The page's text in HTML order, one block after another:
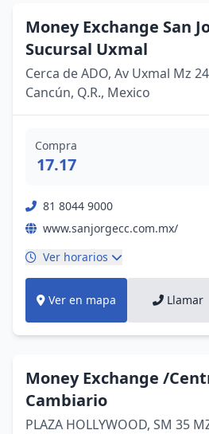
Money Exchange San
Sucursal Uxmal
Cerca de ADO, Av Uxmal Mz
Cancún, Q.R., Mexico
Compra
17.17
81 8044 9000
www.sanjorgecc.com.mx/
Ver horarios
Ver en mapa Llamar
Money Exchange /
Cambiario
PLAZA HOLLYWOOD, SM 35